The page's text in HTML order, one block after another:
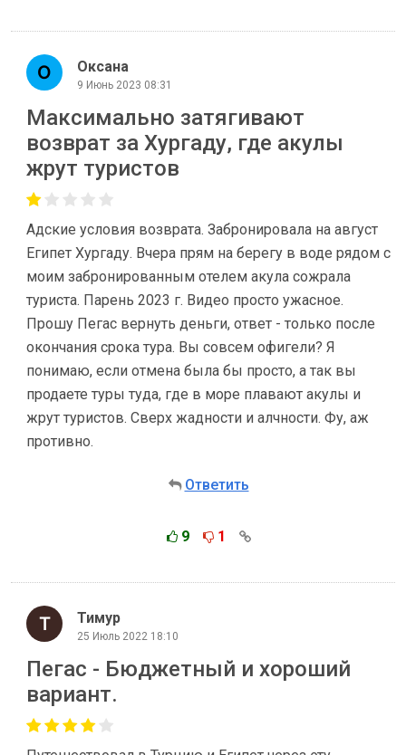
Оксана
9 Июнь 2023 08:31
Максимально затягивают
возврат за Хургаду, где акулы
жрут туристов
Адские условия возврата. Забронировала на август
Египет Хургаду. Вчера прям на берегу в воде рядом с
моим забронированным отелем акула сожрала
туриста. Парень 2023 г. Видео просто ужасное.
Прошу Пегас вернуть деньги, ответ - только после
окончания срока тура. Вы совсем офигели? Я
понимаю, если отмена была бы просто, а так вы
продаете туры туда, где в море плавают акулы и
жрут туристов. Сверх жадности и алчности. Фу, аж
противно.
Ответить
9 1
Тимур
25 Июль 2022 18:10
Пегас - Бюджетный и хороший
вариант.